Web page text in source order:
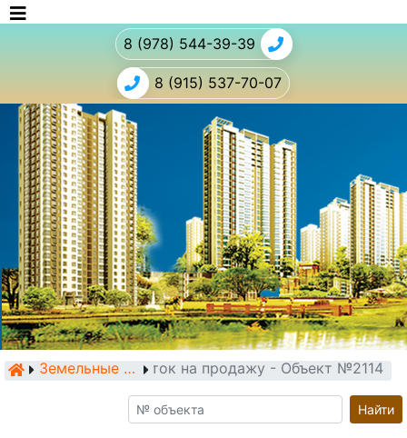
8 (978) 544-39-39
8 (915) 537-70-07
Земельные участки
Земельный участок на продажу - Объект №2114
Найти